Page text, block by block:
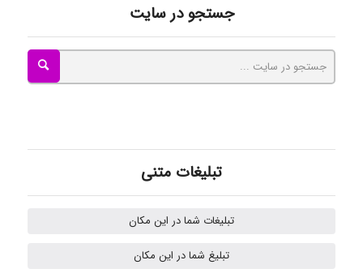
Tavan
akhtar shahsavandi
جستجو در سایت
تبلیغات متنی
تبلیغات شما در این مکان
تبلیغ شما در این مکان